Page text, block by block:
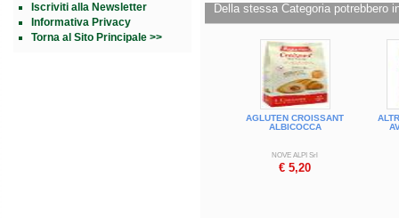
Iscriviti alla Newsletter
Informativa Privacy
Torna al Sito Principale >>
Della stessa Categoria potrebbero
AGLUTEN CROISSANT
ALBICOCCA
NOVE ALPI Srl
€ 5,20